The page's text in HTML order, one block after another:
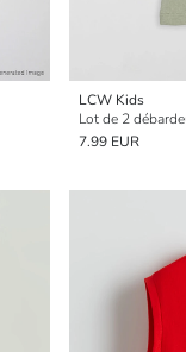
LCW Kids
Lot de 2
7.99 EUR